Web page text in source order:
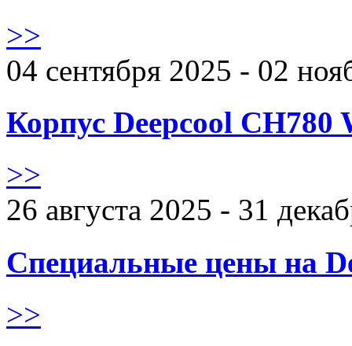
>>
04 сентября 2025 - 02
Корпус Deepcool CH780
>>
26 августа 2025 - 31
Специальные цены на
>>